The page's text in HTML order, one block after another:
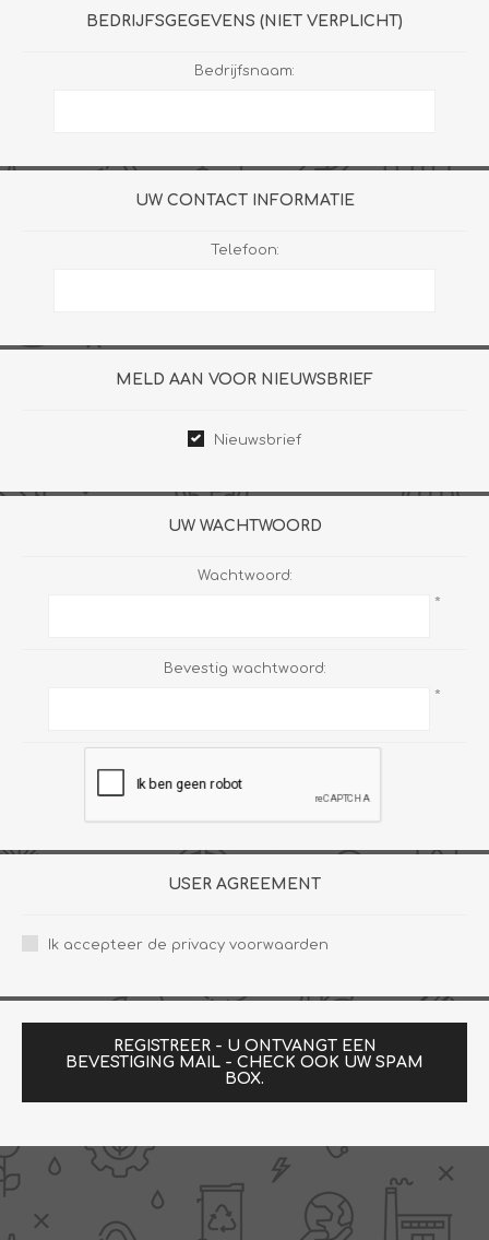
BEDRIJFSGEGEVENS (NIET VERPLICHT)
Bedrijfsnaam:
UW CONTACT INFORMATIE
Telefoon:
MELD AAN VOOR NIEUWSBRIEF
Nieuwsbrief
UW WACHTWOORD
Wachtwoord:
*
Bevestig wachtwoord:
*
USER AGREEMENT
Ik accepteer de privacy voorwaarden
REGISTREER - U ONTVANGT EEN
BEVESTIGING MAIL - CHECK OOK UW SPAM
BOX.